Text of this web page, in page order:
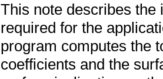
This note describes the
required for the
program computes the
coefficients and the